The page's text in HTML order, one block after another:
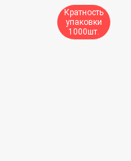
Кратность
упаковки
1000шт.​